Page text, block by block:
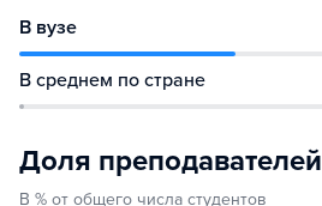
В вузе
В среднем по стране
Доля преподавателей
В % от общего числа студентов